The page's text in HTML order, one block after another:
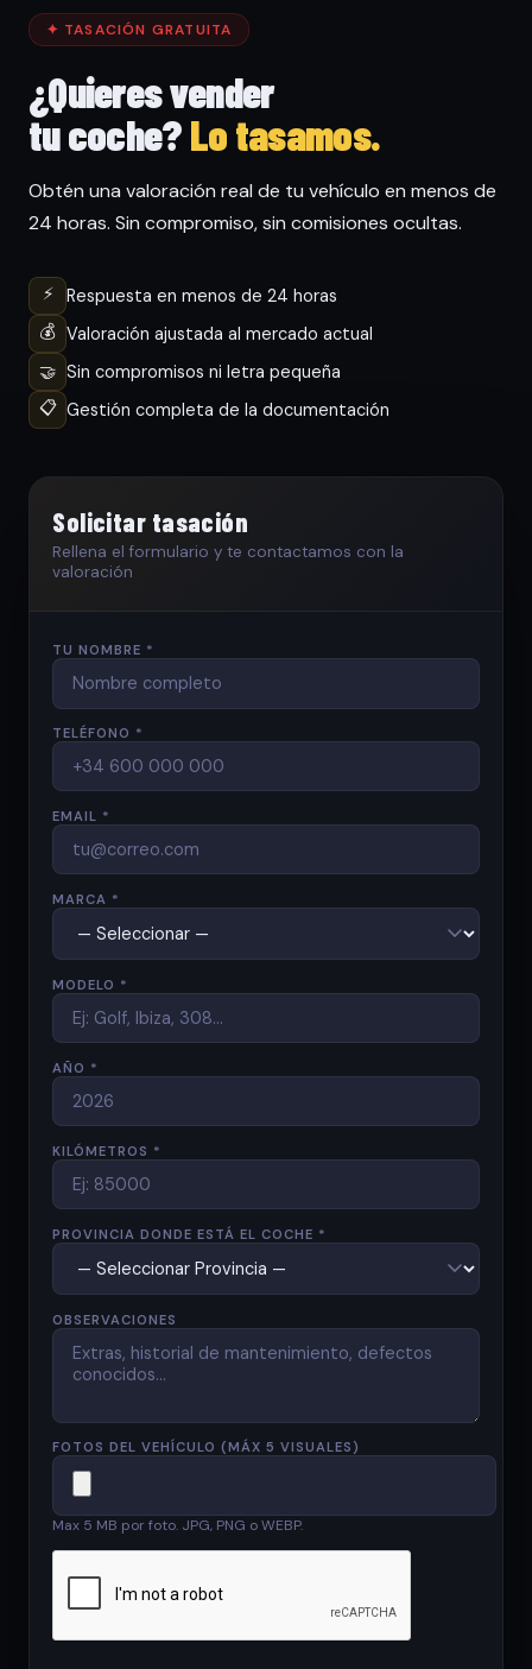
✦ TASACIÓN GRATUITA
¿Quieres vender
tu coche?Lo tasamos.
Obtén una valoración real de tu vehículo en menos de
24 horas. Sin compromiso, sin comisiones ocultas.
⚡
Respuesta en menos de 24 horas
💰 Valoración ajustada al mercado actual
🤝 Sin compromisos ni letra pequeña
📋 Gestión completa de la documentación
Solicitar tasación
Rellena el formulario y te contactamos con la
valoración
TU NOMBRE *
TELÉFONO *
EMAIL *
MARCA *
MODELO *
AÑO *
KILÓMETROS *
PROVINCIA DONDE ESTÁ EL COCHE *
OBSERVACIONES
FOTOS DEL VEHÍCULO (MÁX 5 VISUALES)
Max 5 MB por foto. JPG, PNG o WEBP.